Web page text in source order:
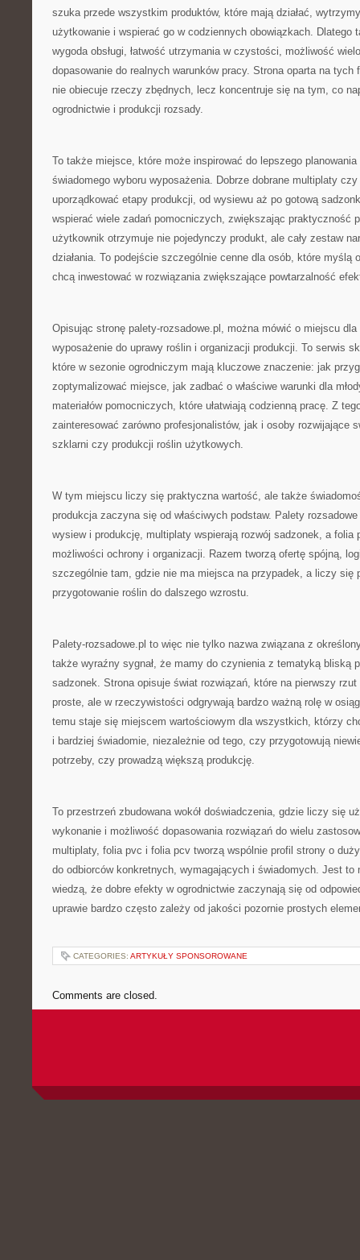
szuka przede wszystkim produktów, które mają działać,
użytkowanie i wspierać go w codziennych obowiązkach. Dlatego
wygoda obsługi, łatwość utrzymania w czystości, możliwość
dopasowanie do realnych warunków pracy. Strona oparta na tych
nie obiecuje rzeczy zbędnych, lecz koncentruje się na tym, co
ogrodnictwie i produkcji rozsady.
To także miejsce, które może inspirować do lepszego
świadomego wyboru wyposażenia. Dobrze dobrane multiplaty
uporządkować etapy produkcji, od wysiewu aż po gotową
wspierać wiele zadań pomocniczych, zwiększając praktyczność
użytkownik otrzymuje nie pojedynczy produkt, ale cały zestaw
działania. To podejście szczególnie cenne dla osób, które myślą
chcą inwestować w rozwiązania zwiększające powtarzalność
Opisując stronę palety-rozsadowe.pl, można mówić o miejscu
wyposażenie do uprawy roślin i organizacji produkcji. To serwis
które w sezonie ogrodniczym mają kluczowe znaczenie: jak
zoptymalizować miejsce, jak zadbać o właściwe warunki dla
materiałów pomocniczych, które ułatwiają codzienną pracę. Z
zainteresować zarówno profesjonalistów, jak i osoby rozwijające
szklarni czy produkcji roślin użytkowych.
W tym miejscu liczy się praktyczna wartość, ale także
produkcja zaczyna się od właściwych podstaw. Palety
wysiew i produkcję, multiplaty wspierają rozwój sadzonek, a folia
możliwości ochrony i organizacji. Razem tworzą ofertę spójną,
szczególnie tam, gdzie nie ma miejsca na przypadek, a liczy się
przygotowanie roślin do dalszego wzrostu.
Palety-rozsadowe.pl to więc nie tylko nazwa związana z
także wyraźny sygnał, że mamy do czynienia z tematyką bliską
sadzonek. Strona opisuje świat rozwiązań, które na pierwszy
proste, ale w rzeczywistości odgrywają bardzo ważną rolę w
temu staje się miejscem wartościowym dla wszystkich, którzy
i bardziej świadomie, niezależnie od tego, czy przygotowują
potrzeby, czy prowadzą większą produkcję.
To przestrzeń zbudowana wokół doświadczenia, gdzie liczy się
wykonanie i możliwość dopasowania rozwiązań do wielu
multiplaty, folia pvc i folia pcv tworzą wspólnie profil strony o
do odbiorców konkretnych, wymagających i świadomych. Jest
wiedzą, że dobre efekty w ogrodnictwie zaczynają się od
uprawie bardzo często zależy od jakości pozornie prostych
CATEGORIES: ARTYKUŁY SPONSOROWANE
Comments are closed.